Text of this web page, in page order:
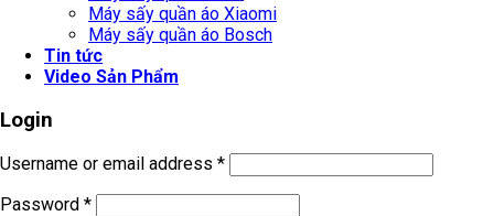
Máy sấy quần áo Xiaomi
Máy sấy quần áo Bosch
Tin tức
Video Sản Phẩm
Login
Username or email address *
Password *